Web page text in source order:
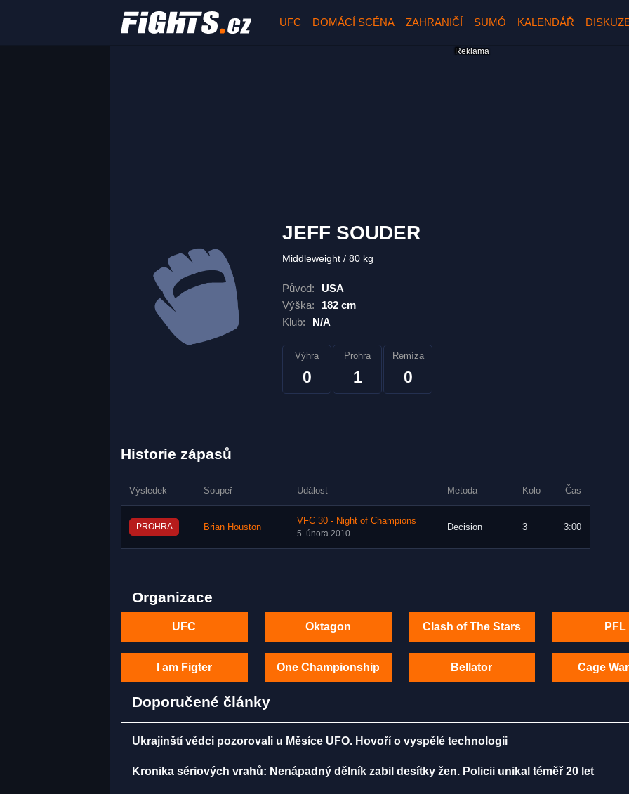
UFC DOMÁCÍ SCÉNA ZAHRANIČÍ SUMÓ KALENDÁŘ
JEFF SOUDER
Middleweight 80 kg
Původ:
USA
Výška:
182 cm
Klub:
N/A
Výhra
0
Prohra
1
Remíza
0
Historie zápasů
Výsledek Soupeř Událost Metoda Kolo Čas
PROHRA Brian Houston
VFC 30 - Night of Champions
5. února 2010
Decision 3 3:00
Organizace
UFC Oktagon Clash of The Stars PFL
I am Figter One Championship Bellator Cage
Doporučené články
Ukrajinští vědci pozorovali u Měsíce UFO. Hovoří o vyspělé technologii
Kronika sériových vrahů: Nenápadný dělník zabil desítky žen. Policii unikal téměř 20 let